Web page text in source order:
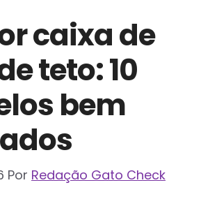
caixa de
teto: 10
bem
Por Redação Gato Check